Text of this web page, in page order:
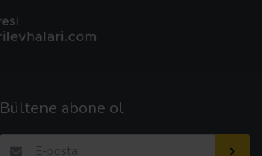
Bültene abone ol